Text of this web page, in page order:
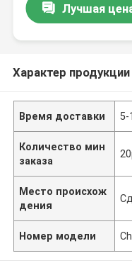
Лучшая
Характер продукции
Время доставки 5-
Количество мин
заказа
Место происхож
дения
Номер модели